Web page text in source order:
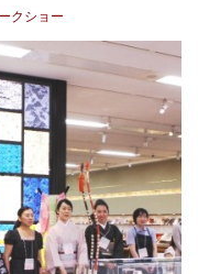
クショー